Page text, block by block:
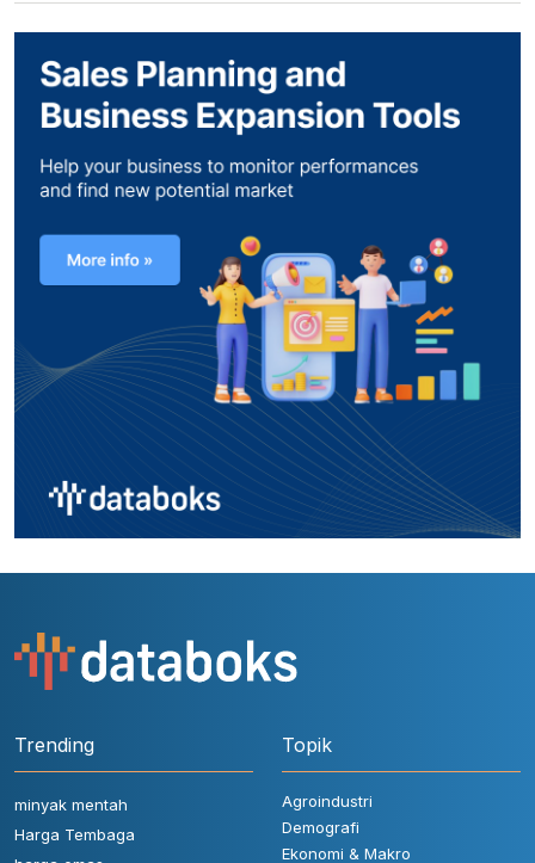
Trending
minyak mentah
Harga Tembaga
Topik
Agroindustri
Demografi
Ekonomi & Makro